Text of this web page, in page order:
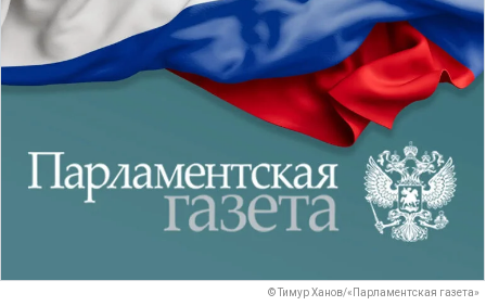
© Тимур Ханов/«Парламентская газета»